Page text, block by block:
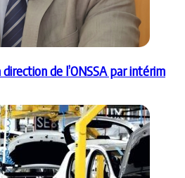
de l’ONSSA par intérim